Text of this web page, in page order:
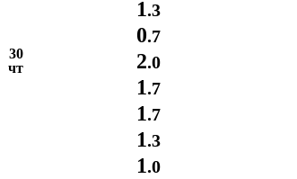
30
чт
1.3
0.7
2.0
1.7
1.7
1.3
1.0